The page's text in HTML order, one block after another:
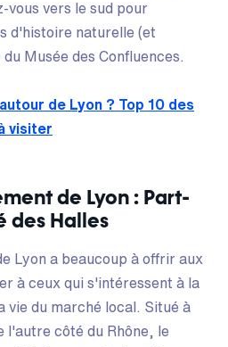
vous vers le sud pour
d'histoire naturelle (et
Musée des Confluences.
de Lyon ? Top 10 des
visiter
de Lyon : Part-
des Halles
Lyon a beaucoup à offrir aux
à ceux qui s'intéressent à la
vie du marché local. Situé à
l'autre côté du Rhône, le